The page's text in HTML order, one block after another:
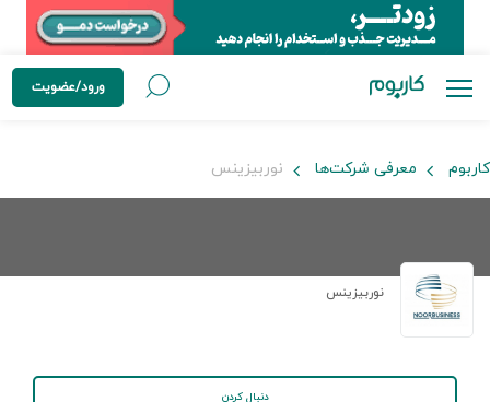
ورود/عضویت
کاربوم معرفی شرکت‌ها نوربیزینس
نوربیزینس
دنبال کردن